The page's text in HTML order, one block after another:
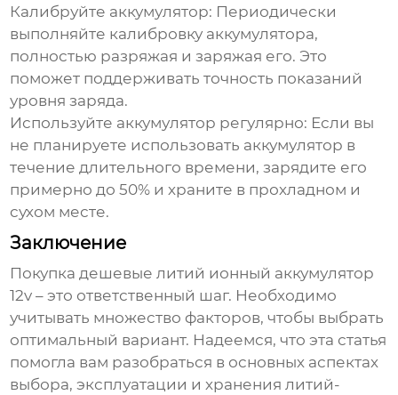
Калибруйте аккумулятор: Периодически
выполняйте калибровку аккумулятора,
полностью разряжая и заряжая его. Это
поможет поддерживать точность показаний
уровня заряда.
Используйте аккумулятор регулярно: Если вы
не планируете использовать аккумулятор в
течение длительного времени, зарядите его
примерно до 50% и храните в прохладном и
сухом месте.
Заключение
Покупкадешевые литий ионный аккумулятор
12v – это ответственный шаг. Необходимо
учитывать множество факторов, чтобы выбрать
оптимальный вариант. Надеемся, что эта статья
помогла вам разобраться в основных аспектах
выбора, эксплуатации и хранения литий-